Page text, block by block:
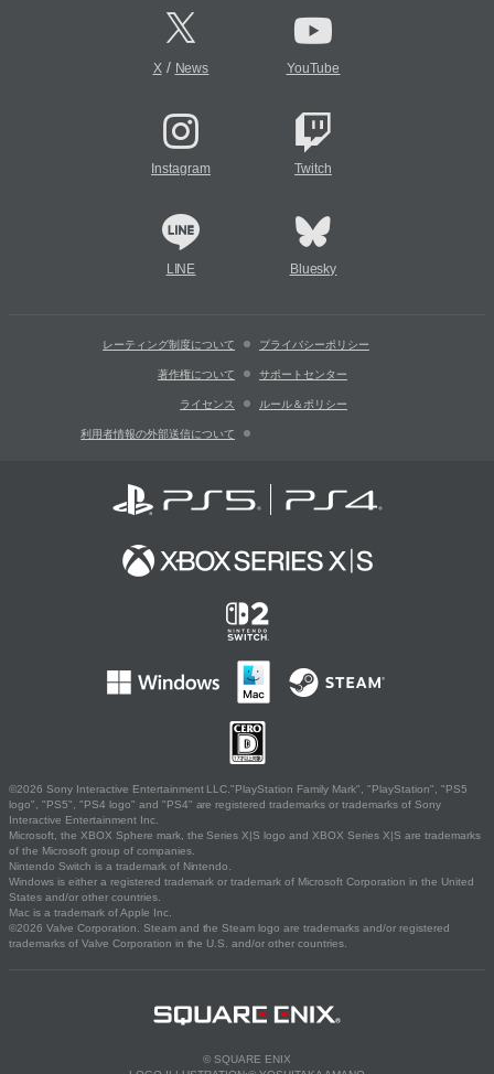
X/ News YouTube
Instagram Twitch
LINE Bluesky
レーティング制度について プライバシーポリシー
著作権について サポートセンター
ライセンス ルール＆ポリシー
利用者情報の外部送信について
©2026 Sony Interactive Entertainment LLC."PlayStation Family Mark", "PlayStation", "PS5
logo", "PS5", "PS4 logo" and "PS4" are registered trademarks or trademarks of Sony
Interactive Entertainment Inc.
Microsoft, the XBOX Sphere mark, the Series X|S logo and XBOX Series X|S are trademarks
of the Microsoft group of companies.
Nintendo Switch is a trademark of Nintendo.
Windows is either a registered trademark or trademark of Microsoft Corporation in the United
States and/or other countries.
Mac is a trademark of Apple Inc.
©2026 Valve Corporation. Steam and the Steam logo are trademarks and/or registered
trademarks of Valve Corporation in the U.S. and/or other countries.
© SQUARE ENIX